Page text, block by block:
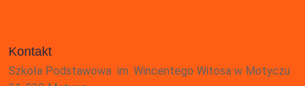
Kontakt
Szkoła Podstawowa im. Wincentego Witosa w Motyczu